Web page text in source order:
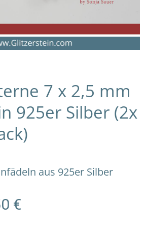
7 x 2,5 mm
925er Silber (2x
aus 925er Silber
€